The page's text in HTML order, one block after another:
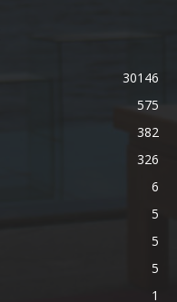
30146
575
382
326
6
5
5
5
1